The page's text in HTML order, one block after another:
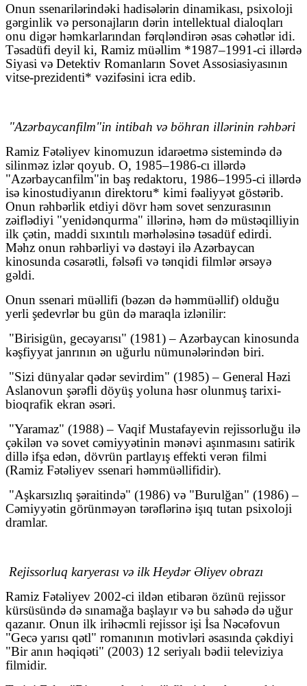
Onun ssenarilərindəki hadisələrin dinamikası, psixoloji
gərginlik və personajların dərin intellektual dialoqları
onu digər həmkarlarından fərqləndirən əsas cəhətlər idi.
Təsadüfi deyil ki, Ramiz müəllim *1987–1991-ci illərdə
Siyasi və Detektiv Romanların Sovet Assosiasiyasının
vitse-prezidenti* vəzifəsini icra edib.
"Azərbaycanfilm"in intibah və böhran illərinin rəhbəri
Ramiz Fətəliyev kinomuzun idarəetmə sistemində də
silinməz izlər qoyub. O, 1985–1986-cı illərdə
"Azərbaycanfilm"in baş redaktoru, 1986–1995-ci illərdə
isə kinostudiyanın direktoru* kimi fəaliyyət göstərib.
Onun rəhbərlik etdiyi dövr həm sovet senzurasının
zəiflədiyi "yenidənqurma" illərinə, həm də müstəqilliyin
ilk çətin, maddi sıxıntılı mərhələsinə təsadüf edirdi.
Məhz onun rəhbərliyi və dəstəyi ilə Azərbaycan
kinosunda cəsarətli, fəlsəfi və tənqidi filmlər ərsəyə
gəldi.
Onun ssenari müəllifi (bəzən də həmmüəllif) olduğu
yerli şedevrlər bu gün də maraqla izlənilir:
"Birisigün, gecəyarısı" (1981) – Azərbaycan kinosunda
kəşfiyyat janrının ən uğurlu nümunələrindən biri.
"Sizi dünyalar qədər sevirdim" (1985) – General Həzi
Aslanovun şərəfli döyüş yoluna həsr olunmuş tarixi-
bioqrafik ekran əsəri.
"Yaramaz" (1988) – Vaqif Mustafayevin rejissorluğu ilə
çəkilən və sovet cəmiyyətinin mənəvi aşınmasını satirik
dillə ifşa edən, dövrün partlayış effekti verən filmi
(Ramiz Fətəliyev ssenari həmmüəllifidir).
"Aşkarsızlıq şəraitində" (1986) və "Burulğan" (1986) –
Cəmiyyətin görünməyən tərəflərinə işıq tutan psixoloji
dramlar.
Rejissorluq karyerası və ilk Heydər Əliyev obrazı
Ramiz Fətəliyev 2002-ci ildən etibarən özünü rejissor
kürsüsündə də sınamağa başlayır və bu sahədə də uğur
qazanır. Onun ilk irihəcmli rejissor işi İsa Nəcəfovun
"Gecə yarısı qətl" romanının motivləri əsasında çəkdiyi
"Bir anın həqiqəti" (2003) 12 seriyalı bədii televiziya
filmidir.